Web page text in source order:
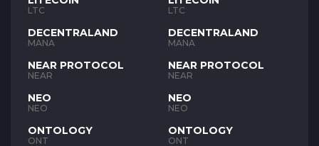
LTC
DECENTRALAND
MANA
NEAR PROTOCOL
NEAR
NEO
NEO
ONTOLOGY
ONT
LTC
DECENTRALAND
MANA
NEAR PROTOCOL
NEAR
NEO
NEO
ONTOLOGY
ONT